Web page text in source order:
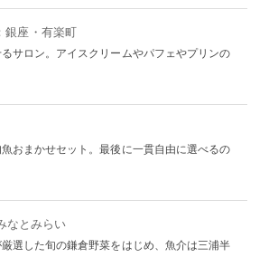
銀座・有楽町
サロン。アイスクリームやパフェやプリンの
おまかせセット。最後に一貫自由に選べるの
なとみらい
選した旬の鎌倉野菜をはじめ、魚介は三浦半